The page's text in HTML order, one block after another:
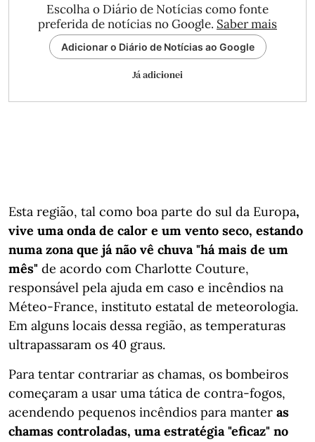
Escolha o Diário de Notícias como fonte
preferida de notícias no Google. Saber mais
Adicionar o Diário de Notícias ao Google
Já adicionei
Esta região, tal como boa parte do sul da Europa,
vive uma onda de calor e um vento seco, estando
numa zona que já não vê chuva "há mais de um
mês" de acordo com Charlotte Couture,
responsável pela ajuda em caso e incêndios na
Méteo-France, instituto estatal de meteorologia.
Em alguns locais dessa região, as temperaturas
ultrapassaram os 40 graus.
Para tentar contrariar as chamas, os bombeiros
começaram a usar uma tática de contra-fogos,
acendendo pequenos incêndios para manter as
chamas controladas, uma estratégia "eficaz" no